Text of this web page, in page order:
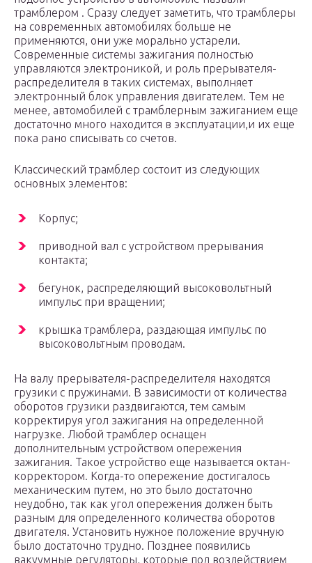
трамблером . Сразу следует заметить, что трамблеры
на современных автомобилях больше не
применяются, они уже морально устарели.
Современные системы зажигания полностью
управляются электроникой, и роль прерывателя-
распределителя в таких системах, выполняет
электронный блок управления двигателем. Тем не
менее, автомобилей с трамблерным зажиганием еще
достаточно много находится в эксплуатации,и их еще
пока рано списывать со счетов.
Классический трамблер состоит из следующих
основных элементов:
Корпус;
приводной вал с устройством прерывания
контакта;
бегунок, распределяющий высоковольтный
импульс при вращении;
крышка трамблера, раздающая импульс по
высоковольтным проводам.
На валу прерывателя-распределителя находятся
грузики с пружинами. В зависимости от количества
оборотов грузики раздвигаются, тем самым
корректируя угол зажигания на определенной
нагрузке. Любой трамблер оснащен
дополнительным устройством опережения
зажигания. Такое устройство еще называется октан-
корректором. Когда-то опережение достигалось
механическим путем, но это было достаточно
неудобно, так как угол опережения должен быть
разным для определенного количества оборотов
двигателя. Установить нужное положение вручную
было достаточно трудно. Позднее появились
вакуумные регуляторы, которые под воздействием